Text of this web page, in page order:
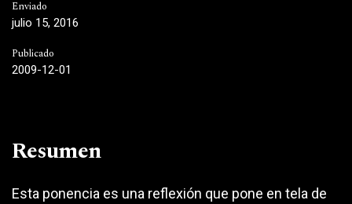
Enviado
julio 15, 2016
Publicado
2009-12-01
Resumen
Esta ponencia es una reflexión que pone en tela de